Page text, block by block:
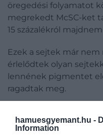
hamuesgyemant.hu -
Information
öregedési folyamatot
megrekedt McSC-ket
15 százalékról
Ezek a sejtek már
érlelődtek olyan
lennének pigmentet
ragadtak meg.
A kutatók
őssejttípusokkal